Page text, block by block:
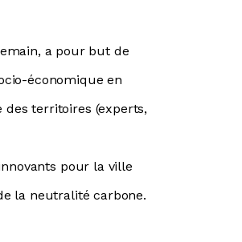
a pour but de
économique en
des territoires (experts,
pour la ville
la neutralité carbone.